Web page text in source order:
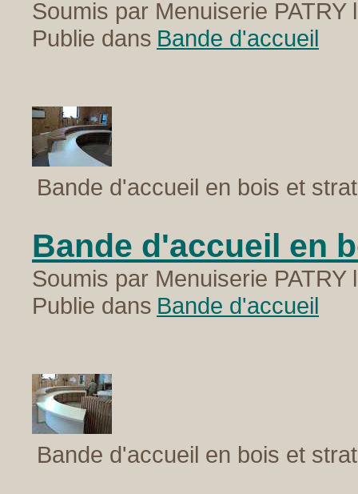
Soumis par Menuiserie
Publie dans Bande d'accueil
Bande d'accueil en bois et
Bande d'accueil en
Soumis par Menuiserie
Publie dans Bande d'accueil
Bande d'accueil en bois et